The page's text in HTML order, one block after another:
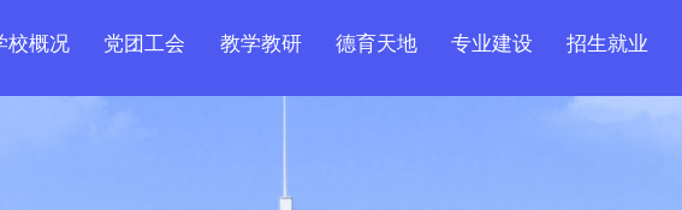
校概况 党团工会 教学教研 德育天地 专业建设 招生就业